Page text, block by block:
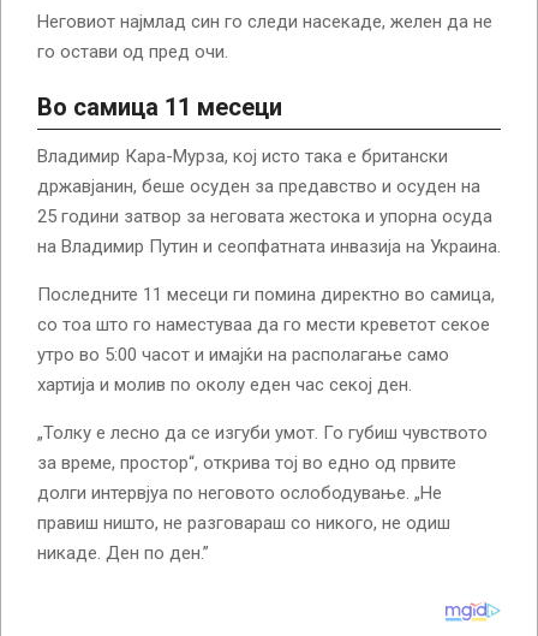
Неговиот најмлад син го следи насекаде, желен да не
го остави од пред очи.
Во самица 11 месеци
Владимир Кара-Мурза, кој исто така е британски
државјанин, беше осуден за предавство и осуден на
25 години затвор за неговата жестока и упорна осуда
на Владимир Путин и сеопфатната инвазија на Украина.
Последните 11 месеци ги помина директно во самица,
со тоа што го наместуваа да го мести креветот секое
утро во 5:00 часот и имајќи на располагање само
хартија и молив по околу еден час секој ден.
„Толку е лесно да се изгуби умот. Го губиш чувството
за време, простор“, открива тој во едно од првите
долги интервјуа по неговото ослободување. „Не
правиш ништо, не разговараш со никого, не одиш
никаде. Ден по ден.”